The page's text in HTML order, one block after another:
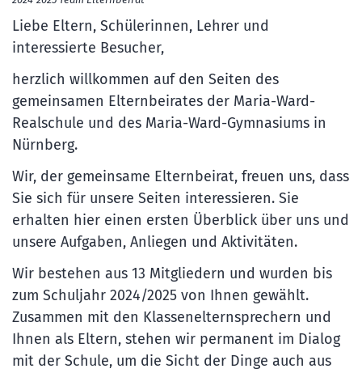
Liebe Eltern, Schülerinnen, Lehrer und
interessierte Besucher,
herzlich willkommen auf den Seiten des
gemeinsamen Elternbeirates der Maria-Ward-
Realschule und des Maria-Ward-Gymnasiums in
Nürnberg.
Wir, der gemeinsame Elternbeirat, freuen uns, dass
Sie sich für unsere Seiten interessieren. Sie
erhalten hier einen ersten Überblick über uns und
unsere Aufgaben, Anliegen und Aktivitäten.
Wir bestehen aus 13 Mitgliedern und wurden bis
zum Schuljahr 2024/2025 von Ihnen gewählt.
Zusammen mit den Klassenelternsprechern und
Ihnen als Eltern, stehen wir permanent im Dialog
mit der Schule, um die Sicht der Dinge auch aus